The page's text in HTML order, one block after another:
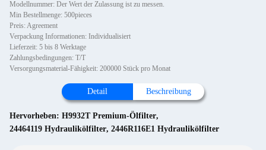
Modellnummer: Der Wert der Zulassung ist zu messen.
Min Bestellmenge: 500pieces
Preis: Agreement
Verpackung Informationen: Individualisiert
Lieferzeit: 5 bis 8 Werktage
Zahlungsbedingungen: T/T
Versorgungsmaterial-Fähigkeit: 200000 Stück pro Monat
Detail Beschreibung
Hervorheben: H9932T Premium-Ölfilter,
24464119 Hydraulikölfilter, 2446R116E1 Hydraulikölfilter